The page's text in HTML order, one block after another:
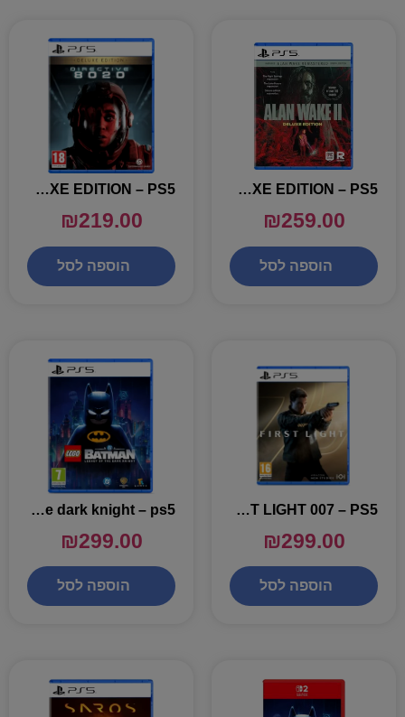
ALAN WAKE 2 DELUXE EDITION – PS5
₪259.00
הוספה לסל
DIRECTIVE 8020 DELUXE EDITION – PS5
₪219.00
הוספה לסל
FIRST LIGHT 007 – PS5
₪299.00
הוספה לסל
lego batman legacy of the dark knight – ps5
₪299.00
הוספה לסל